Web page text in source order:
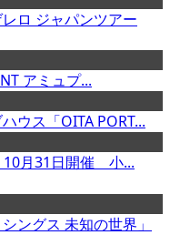
ロ ジャパンツアー
アミュプ...
ウス「OITA PORT...
10月31日開催 小...
ングス 未知の世界」